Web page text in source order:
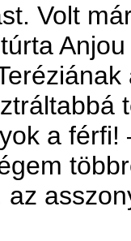
Volt
a
az